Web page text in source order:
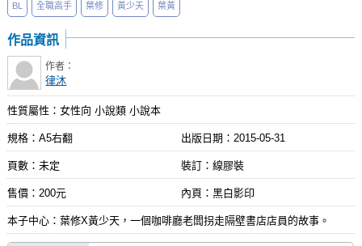
BL 全職高手 葉修 黃少天 葉黃
作品資訊
作者：
律沐
性質屬性：女性向 小說類 小說本
規格：A5右翻 出版日期： 2015-05-31
頁數：未定 裝訂：線膠裝
售價：200元 內頁：黑白影印
本子中心：葉修X黃少天，一個咖啡廳老闆拐走隔壁書店店員的故事。